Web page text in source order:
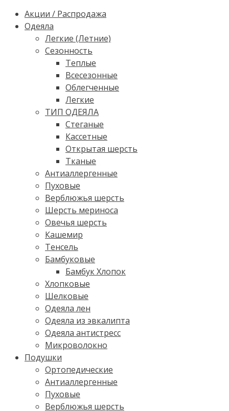
Акции / Распродажа
Одеяла
Легкие (Летние)
Сезонность
Теплые
Всесезонные
Облегченные
Легкие
ТИП ОДЕЯЛА
Стеганые
Кассетные
Открытая шерсть
Тканые
Антиаллергенные
Пуховые
Верблюжья шерсть
Шерсть мериноса
Овечья шерсть
Кашемир
Тенсель
Бамбуковые
Бамбук Хлопок
Хлопковые
Шелковые
Одеяла лен
Одеяла из эвкалипта
Одеяла антистресс
Микроволокно
Подушки
Ортопедические
Антиаллергенные
Пуховые
Верблюжья шерсть